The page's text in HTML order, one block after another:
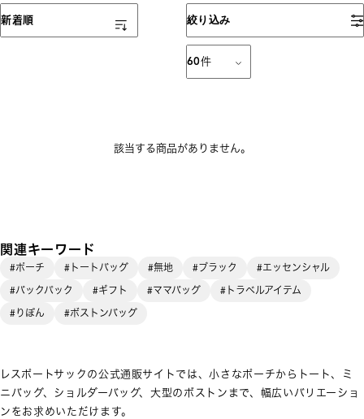
絞り込み
60件
表示順
新着順
該当する商品がありません。
関連キーワード
#ポーチ #トートバッグ #無地 #ブラック
#エッセンシャル
#バックパック
#ギフト #ママバッグ
#トラベルアイテム
#りぼん
#ボストンバッグ
レスポートサックの公式通販サイトでは、小さなポーチからトート、ミ
ニバッグ、ショルダーバッグ、大型のボストンまで、幅広いバリエーショ
ンをお求めいただけます。